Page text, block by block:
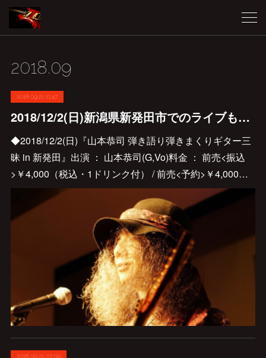
2018.09
2018.09.21 11:47
2018/12/2(日)新潟県新発田市でのライブも決定しました♪
◆2018/12/2(日)『山本恭司 弾き語り弾きまくりギター三
昧 in 新発田』出演 ： 山本恭司(G,Vo)料金 ： 前売<振込
>￥4,000（税込・1ドリンク付） / 前売<予約>￥4,000…
2018.09.21 07:09